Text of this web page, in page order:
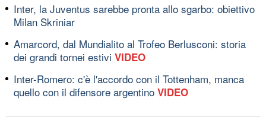
Inter, la Juventus sarebbe pronta allo sgarbo: obiettivo
Milan Skriniar
Amarcord, dal Mundialito al Trofeo Berlusconi: storia
dei grandi tornei estivi VIDEO
Inter-Romero: c'è l'accordo con il Tottenham, manca
quello con il difensore argentino VIDEO